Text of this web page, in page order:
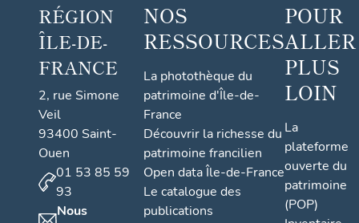
RÉGION
ÎLE-DE-
FRANCE
2, rue Simone
Veil
93400 Saint-
Ouen
01 53 85 59
93
Nous
NOS
RESSOURCES
La photothèque du
patrimoine d'Île-de-
France
Découvrir la richesse du
patrimoine francilien
Open data Île-de-France
Le catalogue des
publications
POUR
ALLER
PLUS
LOIN
La
plateforme
ouverte du
patrimoine
(POP)